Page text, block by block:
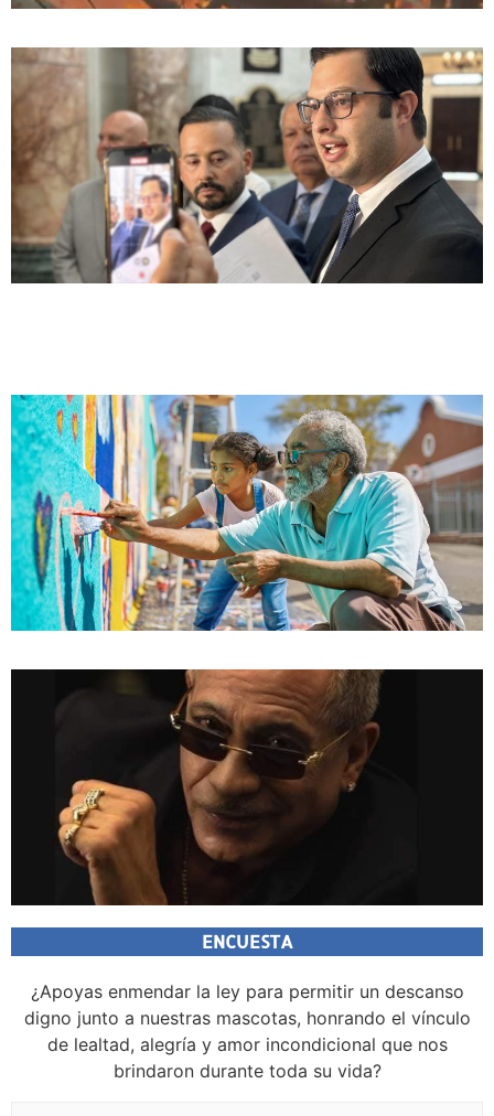
ENCUESTA
¿Apoyas enmendar la ley para permitir un descanso
digno junto a nuestras mascotas, honrando el vínculo
de lealtad, alegría y amor incondicional que nos
brindaron durante toda su vida?